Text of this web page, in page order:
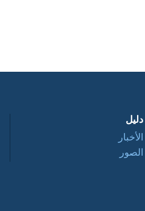
دليل
الأخبار
الصور